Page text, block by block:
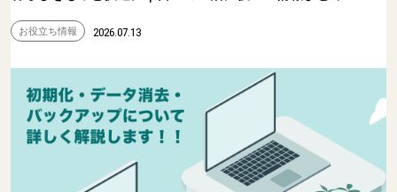
お役立ち情報 2026.07.13